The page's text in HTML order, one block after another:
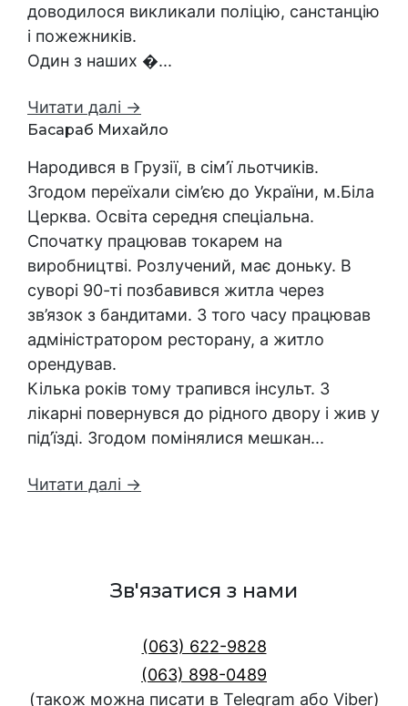
доводилося викликали поліцію, санстанцію
і пожежників.
Один з наших �...
Читати далі →
Басараб Михайло
Народився в Грузії, в сім’ї льотчиків.
Згодом переїхали сім’єю до України, м.Біла
Церква. Освіта середня спеціальна.
Спочатку працював токарем на
виробництві. Розлучений, має доньку. В
суворі 90-ті позбавився житла через
зв’язок з бандитами. З того часу працював
адміністратором ресторану, а житло
орендував.
Кілька років тому трапився інсульт. З
лікарні повернувся до рідного двору і жив у
під’їзді. Згодом помінялися мешкан...
Читати далі →
Зв'язатися з нами
(063) 622-9828
(063) 898-0489
(також можна писати в Telegram або Viber)